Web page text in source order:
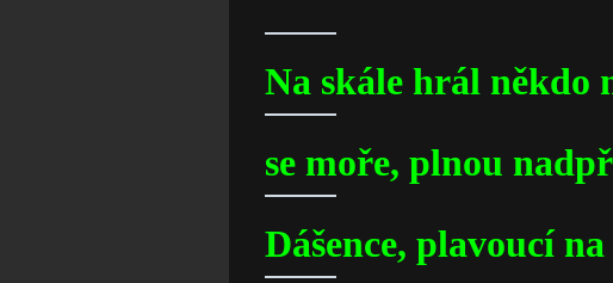
Na skále hrál někdo
se moře, plnou
Dášence, plavoucí